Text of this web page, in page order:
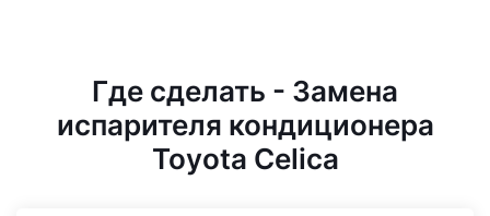
Где сделать - Замена
испарителя кондиционера
Toyota Celica